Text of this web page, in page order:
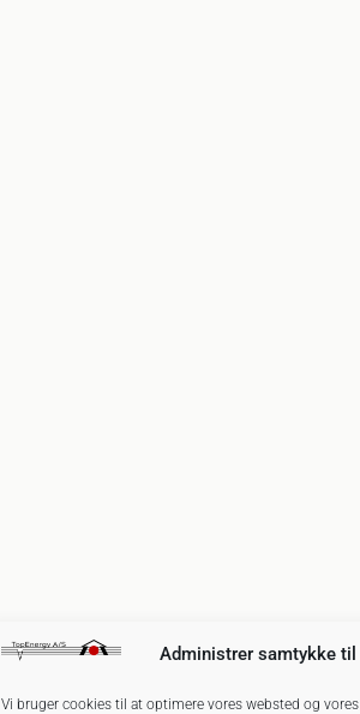
Administrer samtykke
Vi bruger cookies til at optimere vores websted og vores